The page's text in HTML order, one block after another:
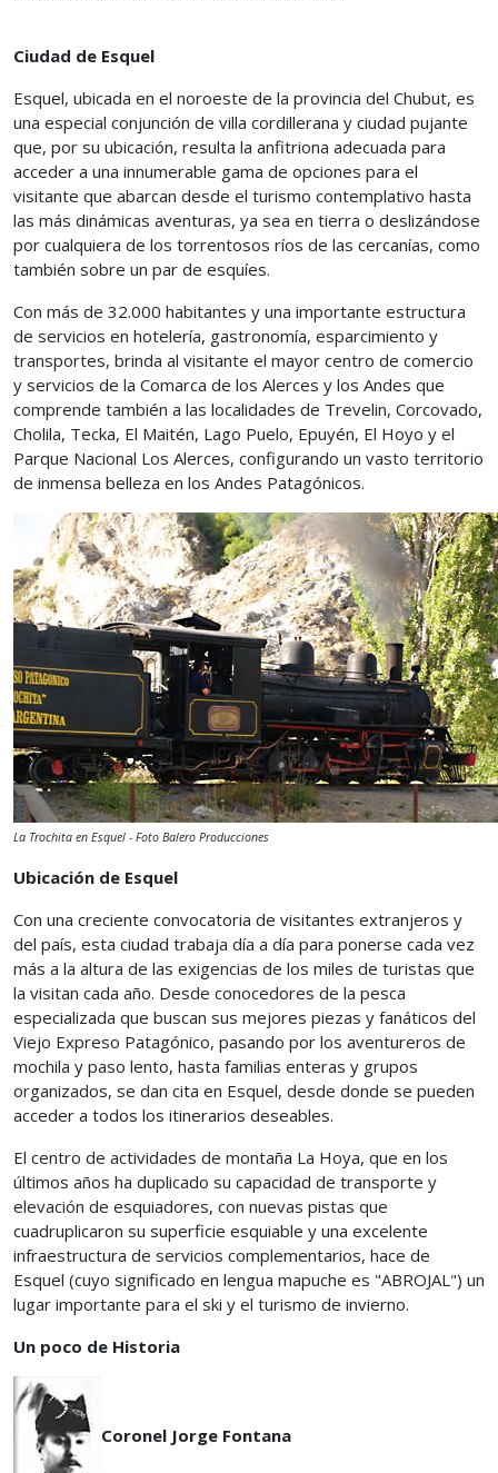
Ciudad de Esquel
Esquel, ubicada en el noroeste de la provincia del Chubut, es
una especial conjunción de villa cordillerana y ciudad pujante
que, por su ubicación, resulta la anfitriona adecuada para
acceder a una innumerable gama de opciones para el
visitante que abarcan desde el turismo contemplativo hasta
las más dinámicas aventuras, ya sea en tierra o deslizándose
por cualquiera de los torrentosos ríos de las cercanías, como
también sobre un par de esquíes.
Con más de 32.000 habitantes y una importante estructura
de servicios en hotelería, gastronomía, esparcimiento y
transportes, brinda al visitante el mayor centro de comercio
y servicios de la Comarca de los Alerces y los Andes que
comprende también a las localidades de Trevelin, Corcovado,
Cholila, Tecka, El Maitén, Lago Puelo, Epuyén, El Hoyo y el
Parque Nacional Los Alerces, configurando un vasto territorio
de inmensa belleza en los Andes Patagónicos.
La Trochita en Esquel - Foto Balero Producciones
Ubicación de Esquel
Con una creciente convocatoria de visitantes extranjeros y
del país, esta ciudad trabaja día a día para ponerse cada vez
más a la altura de las exigencias de los miles de turistas que
la visitan cada año. Desde conocedores de la pesca
especializada que buscan sus mejores piezas y fanáticos del
Viejo Expreso Patagónico, pasando por los aventureros de
mochila y paso lento, hasta familias enteras y grupos
organizados, se dan cita en Esquel, desde donde se pueden
acceder a todos los itinerarios deseables.
El centro de actividades de montaña La Hoya, que en los
últimos años ha duplicado su capacidad de transporte y
elevación de esquiadores, con nuevas pistas que
cuadruplicaron su superficie esquiable y una excelente
infraestructura de servicios complementarios, hace de
Esquel (cuyo significado en lengua mapuche es "ABROJAL") un
lugar importante para el ski y el turismo de invierno.
Un poco de Historia
Coronel Jorge Fontana